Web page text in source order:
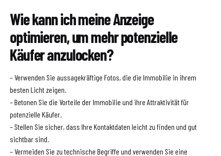
Wie kann ich meine Anzeige
optimieren, um mehr potenzielle
Käufer anzulocken?
– Verwenden Sie aussagekräftige Fotos, die die Immobilie in ihrem
besten Licht zeigen.
– Betonen Sie die Vorteile der Immobilie und ihre Attraktivität für
potenzielle Käufer.
– Stellen Sie sicher, dass Ihre Kontaktdaten leicht zu finden und gut
sichtbar sind.
– Vermeiden Sie zu technische Begriffe und verwenden Sie eine